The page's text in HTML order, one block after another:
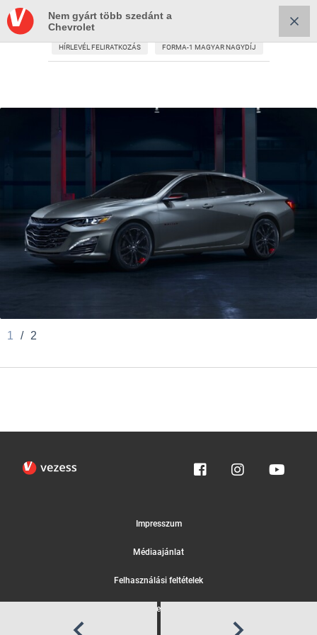
HÍRLEVÉL FELIRATKOZÁS FORMA-1 MAGYAR NAGYDÍJ
Nem gyárt több szedánt a
Chevrolet
1 / 2
Impresszum
Médiaajánlat
Felhasználási feltételek
Egyedi adatkezelési tájékoztató